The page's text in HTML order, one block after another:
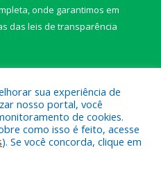
onde garantimos em
das leis de transparência
a câmara de Paragominas.
sua experiência de
nosso portal, você
de cookies.
como isso é feito, acesse
). Se você concorda, clique em